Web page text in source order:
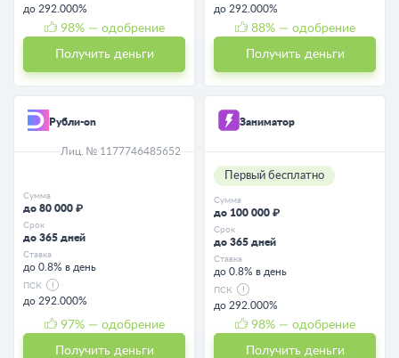
до 292.000%
98% — одобрение
Получить деньги
до 292.000%
88% — одобрение
Получить деньги
Рубли-on
Лиц. № 1177746485652
Сумма
до 80 000 ₽
Срок
до 365 дней
Ставка
до 0.8% в день
ПСК
до 292.000%
97% — одобрение
Получить деньги
Заниматор
Первый бесплатно
Сумма
до 100 000 ₽
Срок
до 365 дней
Ставка
до 0.8% в день
ПСК
до 292.000%
98% — одобрение
Получить деньги